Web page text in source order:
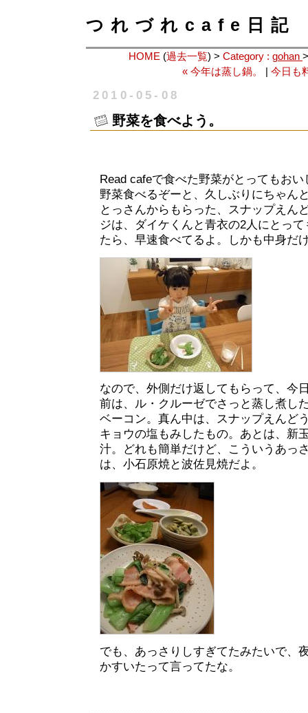
つれづれcafe日記
HOME (過去一覧) > Category : gohan
« 今年は蒸し鍋。
今日も
2010-05-08
野菜を食べよう。
Read cafeで食べた野菜がとってもお
野菜食べるぞーと、久しぶりにちゃん
とっさんからもらった、スナップえん
ジは、ダイケくんと青衣の2人にとっ
たら、早速食べてるよ。しかも中身だ
なので、外側だけ返してもらって、今
前は、ル・クルーゼでさっと蒸し煮し
ベーコン。真ん中は、スナップえんど
キョウの塩もみしたもの。あとは、新
汁。どれも簡単だけど、こういうあっ
は、小石原焼と波佐見焼だよ。
でも、あっさりしすぎてたみたいで、
かすいたって言ってたな。